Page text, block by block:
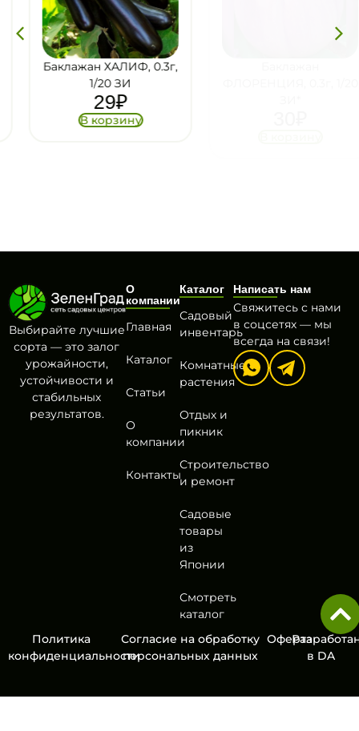
Баклажан ХАЛИФ, 0.3г,
1/20 ЗИ
29₽
В корзину
Выбирайте лучшие
сорта — это залог
урожайности,
устойчивости и
стабильных
результатов.
О
компании
Главная
Каталог
Статьи
О
компании
Контакты
Каталог
Садовый
инвентарь
Комнатные
растения
Отдых и
пикник
Строительство
и ремонт
Садовые
товары
из
Японии
Смотреть
каталог
Написать нам
Свяжитесь с нами
в соцсетях — мы
всегда на связи!
Политика
конфиденциальности
Согласие на обработку
персональных данных
Оферта
в DA